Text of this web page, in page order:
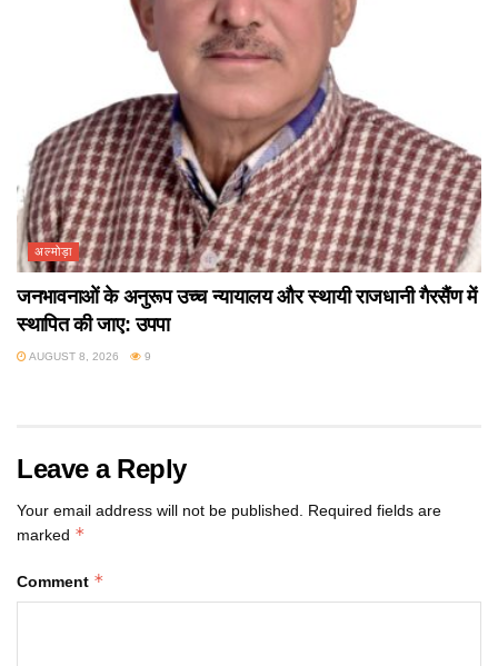
अल्मोड़ा
जनभावनाओं के अनुरूप उच्च न्यायालय और स्थायी राजधानी गैरसैंण में
स्थापित की जाए: उपपा
AUGUST 8, 2026 9
Leave a Reply
Your email address will not be published. Required fields are
marked *
Comment *